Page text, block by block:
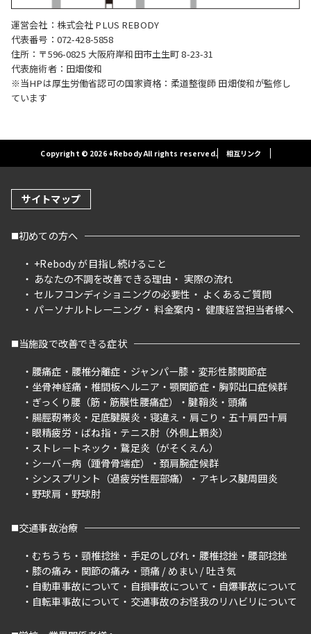
運営会社：株式会社 PLUS REBODY
代表番号：072-428-5858
住所：〒596-0825 大阪府岸和田市土生町 8-23-31
代表施術者：田畑俊和
※当HPは厚生労働省認可の国家資格：柔道整復師 田畑俊和が監修し
ています
Copyright © 2026 +Rebody All rights reserved. 相互リンク
サイトマップ
初めての方へ
+Rebody が目指し続けること
あなたの不調を改善できる理由
実際の流れ
セルフコンディショニングの必要性
よくあるご質問
パーソナルトレーニング
料金案内 健康経営担当者様へ
当施設で改善できる症状
腰痛症
腰椎分離症 ジャンパー膝
変形性膝関節症
坐骨神経痛
椎間板ヘルニア 顎関節症
胸郭出口症候群
ぎっくり腰（筋・筋膜性腰痛症）
腱鞘炎
頭痛
腸脛靭帯炎
足底腱膜炎 寝違え 肩こり
五十肩四十肩
眼精疲労
ばね指
テニス肘（外側上顆炎）
ストレートネック
鵞足炎（がそくえん）
シーバー病（踵骨骨端症）
頚肩腕症候群
シンスプリント（過疲労性脛部痛）
アキレス腱周囲炎
野球肩
野球肘
交通事故治療
むちうち
頸椎捻挫 手足のしびれ 腰椎捻挫
腰部捻挫
膝の痛み
関節の痛み
頭痛 / めまい / 吐き気
自動車事故について
自損事故について
自爆事故について
自転車事故について
交通事故のお怪我のリハビリについて